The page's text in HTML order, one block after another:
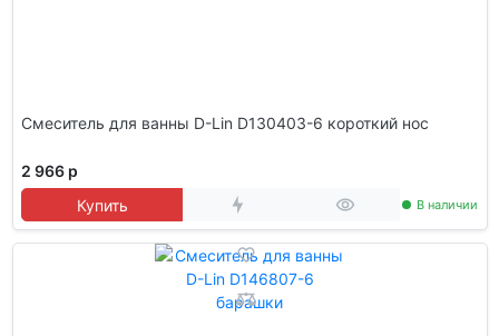
Смеситель для ванны D-Lin D130403-6 короткий нос
2 966 р
Купить
В наличии